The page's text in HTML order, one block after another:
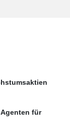
für